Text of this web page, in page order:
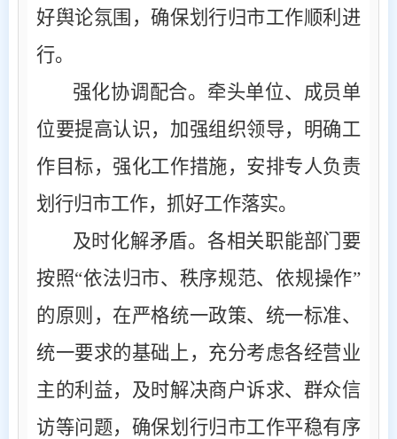
好舆论氛围，确保划行归市工作顺利进
行。
强化协调配合。牵头单位、成员单
位要提高认识，加强组织领导，明确工
作目标，强化工作措施，安排专人负责
划行归市工作，抓好工作落实。
及时化解矛盾。各相关职能部门要
按照“依法归市、秩序规范、依规操作”
的原则，在严格统一政策、统一标准、
统一要求的基础上，充分考虑各经营业
主的利益，及时解决商户诉求、群众信
访等问题，确保划行归市工作平稳有序